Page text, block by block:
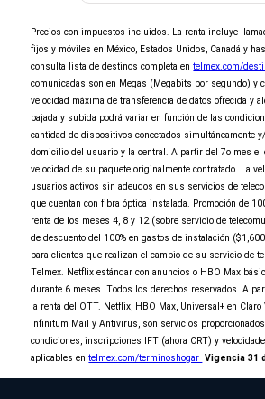
No seleccionaste ninguna
entretenimiento
Al Contratar
y domiciliar tu pago
elige 2 de 3
6 meses van por nuestra
Continuar orden
Precios con impuestos incluidos. La renta incluye
fijos y móviles en México, Estados Unidos, Canadá y
consulta lista de destinos completa entelmex.com/
comunicadas son en Megas (Megabits por segundo) y
velocidad máxima de transferencia de datos ofrecida y
bajada y subida podrá variar en función de las
cantidad de dispositivos conectados simultáneamente
domicilio del usuario y la central. A partir del 7o mes el
velocidad de su paquete originalmente contratado. La
usuarios activos sin adeudos en sus servicios de
que cuentan con fibra óptica instalada. Promoción de
renta de los meses 4, 8 y 12 (sobre servicio de
de descuento del 100% en gastos de instalación
para clientes que realizan el cambio de su servicio de
Telmex. Netflix estándar con anuncios o HBO Max
durante 6 meses. Todos los derechos reservados. A
la renta del OTT. Netflix, HBO Max, Universal+ en Claro
Infinitum Mail y Antivirus, son servicios
condiciones, inscripciones IFT (ahora CRT) y
aplicables entelmex.com/terminoshogar Vigencia 31